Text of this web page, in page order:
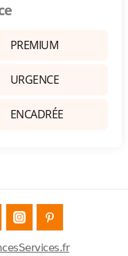
PREMIUM
URGENCE
ENCADRÉE